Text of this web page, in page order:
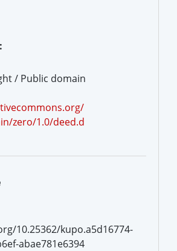
/ Public domain
zero/1.0/deed.d
10.25362/kupo.a5d16774-
abae781e6394